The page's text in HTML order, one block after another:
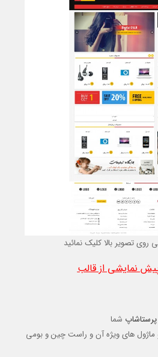
روی تصویر بالا کلیک نمائید
نمایشی از قالب
پرستاشاپ شما
های ویژه آن و راست چین و بومی